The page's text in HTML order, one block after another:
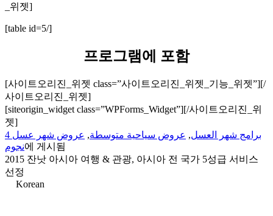
_위젯]
[table id=5/]
프로그램에 포함
[사이트오리진_위젯 class=”사이트오리진_위젯_기능_위젯”][/
사이트오리진_위젯]
[siteorigin_widget class=”WPForms_Widget”][/사이트오리진_위
젯]
برامج شهر العسل, عروض سياحية متوسطة,
عروض شهر عسل 4
نجوم에 게시됨
2015 잔낫 아시아 여행 & 관광, 아시아 전 국가 5성급 서비스
선정
Korean